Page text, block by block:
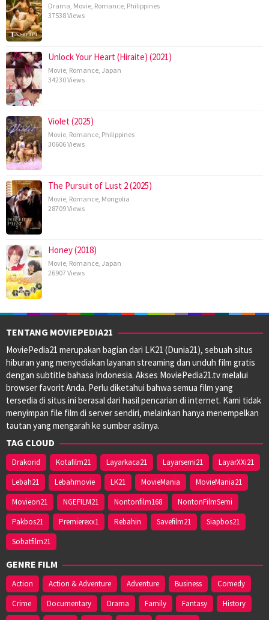
Drama Movie Romance Philippines
37538 Views
Unlock Your Heart (Hiraite) (2021)
Movie Romance Japan
34230 Views
Violet (2025)
Movie Romance Philippines
30606 Views
The Pursuit of Lust 2 (2025)
Movie Romance Mongolia
28709 Views
Honey (2018)
Movie Romance Japan
26907 Views
TENTANG MOVIEPEDIA21
MoviePedia21 merupakan bagian dari LK21 (Dunia21), sebuah situs
hiburan yang menyediakan layanan streaming dan unduh film gratis
dengan subtitle bahasa Indonesia. Akses MoviePedia21.tv melalui
browser favorit Anda. Perlu diketahui bahwa semua film yang
tersedia di situs ini berasal dari hasil pencarian di internet. Kami tidak
menyimpan file film di server sendiri, melainkan hanya menempelkan
tautan yang mengarah ke sumber aslinya.
TAG CLOUD
Drakorid Kotafilm21 Layarkaca21 Layarsemi21
LayarXXi21
Lebah21
Lebahmovie LK21 MovieMania
MovieMania21
Movieon21
NGEFILM21 Nontonfilm168
NontonFilmSemi
Pakbos21
Premierexx1 Rebahin Savefilm21
Siapbos21
Sobatfilm21
GENRE FILM
Action Action & Adventure Adventure Business
Comedy
Crime
Documentary Drama Family Fantasy
History